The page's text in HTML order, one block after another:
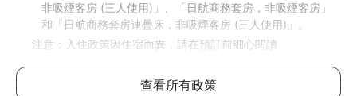
非吸煙客房 (三人使用)」、「日航商務套房，非吸煙客房」
和「日航商務套房連疊床，非吸煙客房 (三人使用)」。
注意：入住政策因住宿而異，請在預訂前細心閱讀
查看所有政策